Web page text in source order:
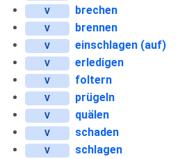
V brechen
V brennen
V einschlagen (auf)
V erledigen
V foltern
V prügeln
V quälen
V schaden
V schlagen